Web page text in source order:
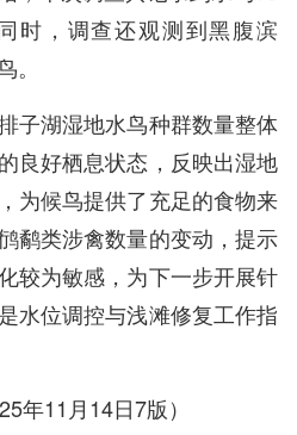
时，调查还观测到黑腹滨
子湖湿地水鸟种群数量整体
良好栖息状态，反映出湿地
为候鸟提供了充足的食物来
鹬类涉禽数量的变动，提示
较为敏感，为下一步开展针
水位调控与浅滩修复工作指
年11月14日7版）